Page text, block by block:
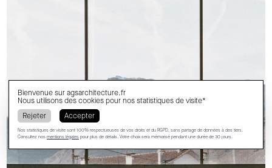
Bienvenue sur agsarchitecture.fr
Nous utilisons des cookies pour nos statistiques de visite*
Rejeter
Accepter
Nos statistiques de visite sont 100% respectueuses de vos droits et du RGPD, sans partage de données à des tiers.
Consultez nos mentions légales pour plus de détails. Votre choix sera mémorisé pendant une durée de 30 jours.